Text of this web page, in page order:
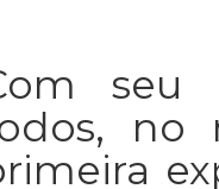
seu
no